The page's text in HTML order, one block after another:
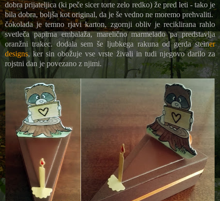
dobra prijateljica (ki peče sicer torte zelo redko) že pred leti - tako je
bila dobra, boljša kot original, da je še vedno ne moremo prehvaliti.
čokolada je temno rjavi karton, zgornji obliv je reciklirana rahlo
svetleča papirna embalaža, marelično marmelado pa predstavlja
oranžni trakec. dodala sem še ljubkega rakuna od gerda steiner
designs, ker sin obožuje vse vrste živali in tudi njegovo darilo za
rojstni dan je povezano z njimi.